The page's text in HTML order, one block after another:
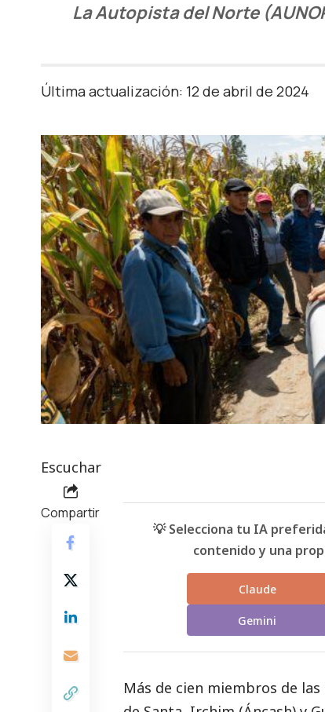
La Autopista del Norte
Última actualización: 12 de abril de 2024
Escuchar
Compartir
💡 Selecciona tu IA
contenido y una
Claude
Gemini
Más de cien miembros de